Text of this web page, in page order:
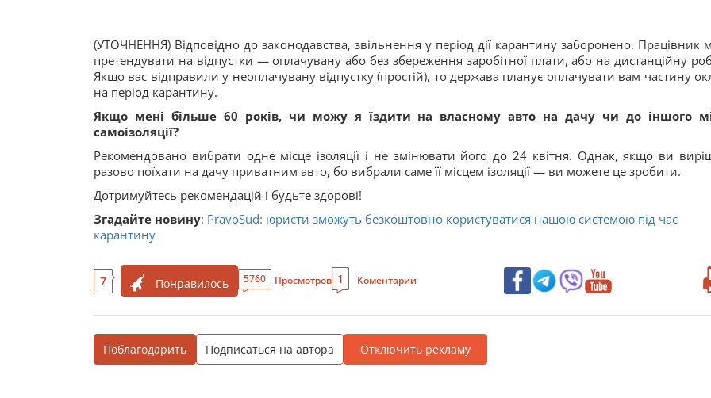
(УТОЧНЕННЯ) Відповідно до законодавства, звільнення у період дії карантину заборонено. Працівник
претендувати на відпустки — оплачувану або без збереження заробітної плати, або на дистанційну
Якщо вас відправили у неоплачувану відпустку (простій), то держава планує оплачувати вам частину
на період карантину.
Якщо мені більше 60 років, чи можу я їздити на власному авто на дачу чи до іншого
самоізоляції?
Рекомендовано вибрати одне місце ізоляції і не змінювати його до 24 квітня. Однак, якщо ви
разово поїхати на дачу приватним авто, бо вибрали саме її місцем ізоляції — ви можете це зробити.
Дотримуйтесь рекомендацій і будьте здорові!
Згадайте новину: PravoSud: юристи зможуть безкоштовно користуватися нашою системою під час
карантину
7 Понравилось 5760 Просмотров 1 Коментарии
Поблагодарить Подписаться на автора Отключить рекламу